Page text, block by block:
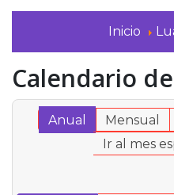
Inicio
Calendario
Anual Mensual
Ir al mes